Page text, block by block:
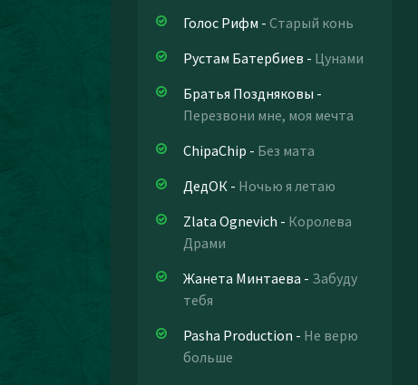
Голос Рифм - Старый конь
Рустам Батербиев - Цунами
Братья Поздняковы -
Перезвони мне, моя мечта
ChipaChip - Без мата
ДедОК - Ночью я летаю
Zlata Ognevich - Королева
Драми
Жанета Минтаева - Забуду
тебя
Pasha Production - Не верю
больше